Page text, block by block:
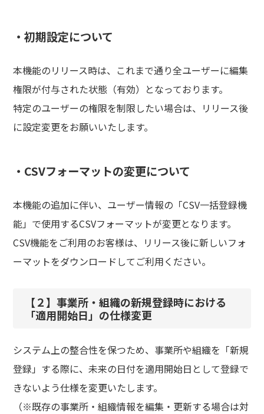
・初期設定について
本機能のリリース時は、これまで通り全ユーザーに編集
権限が付与された状態（有効）となっております。
特定のユーザーの権限を制限したい場合は、リリース後
に設定変更をお願いいたします。
・CSVフォーマットの変更について
本機能の追加に伴い、ユーザー情報の「CSV一括登録機
能」で使用するCSVフォーマットが変更となります。
CSV機能をご利用のお客様は、リリース後に新しいフォ
ーマットをダウンロードしてご利用ください。
【２】事業所・組織の新規登録時における
「適用開始日」の仕様変更
システム上の整合性を保つため、事業所や組織を「新規
登録」する際に、未来の日付を適用開始日として登録で
きないよう仕様を変更いたします。
（※既存の事業所・組織情報を編集・更新する場合は対